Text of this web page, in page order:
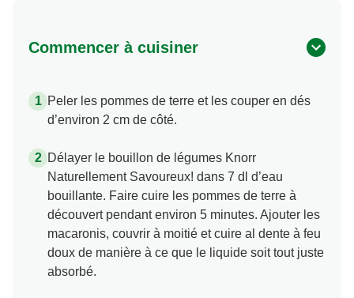
Commencer à cuisiner
Peler les pommes de terre et les couper en dés
d’environ 2 cm de côté.
Délayer le bouillon de légumes Knorr
Naturellement Savoureux! dans 7 dl d’eau
bouillante. Faire cuire les pommes de terre à
découvert pendant environ 5 minutes. Ajouter les
macaronis, couvrir à moitié et cuire al dente à feu
doux de manière à ce que le liquide soit tout juste
absorbé.